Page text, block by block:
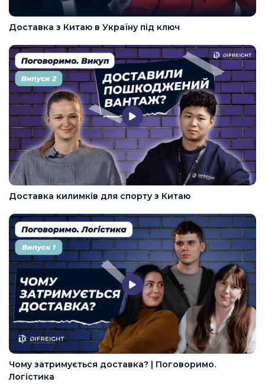
Доставка з Китаю в Україну під ключ
Доставка килимків для спорту з Китаю
Чому затримується доставка? | Поговоримо.
Логістика